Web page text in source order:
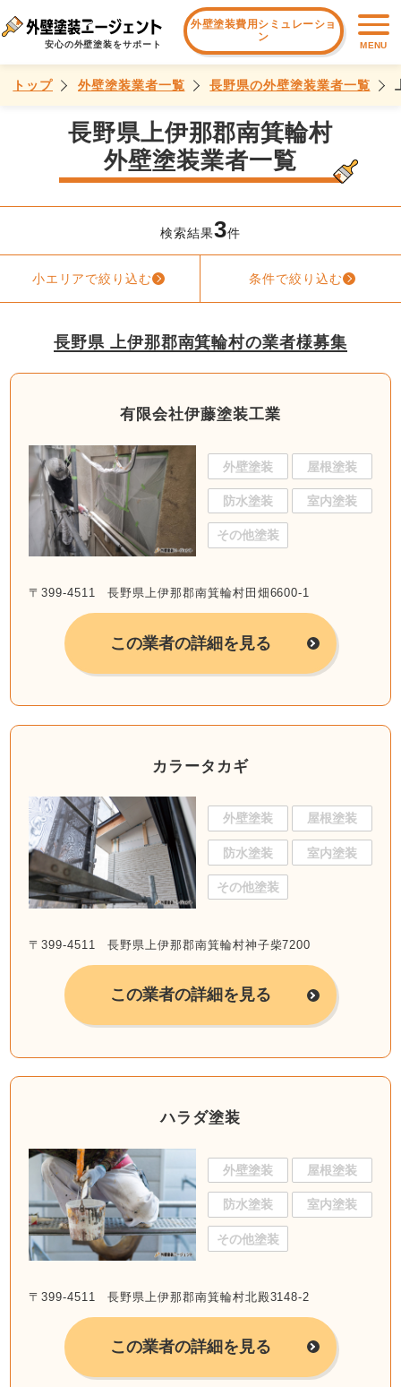
安心の外壁塗装をサポート
外壁塗装費用シミュレーショ
ン
MENU
トップ 外壁塗装業者一覧 長野県の外壁塗装業者一覧
長野県上伊那郡南箕輪村
外壁塗装業者一覧
検索結果3件
小エリアで絞り込む 条件で絞り込む
長野県 上伊那郡南箕輪村の業者様募集
有限会社伊藤塗装工業
外壁塗装 屋根塗装
防水塗装 室内塗装
その他塗装
〒399-4511 長野県上伊那郡南箕輪村田畑6600-1
この業者の詳細を見る
カラータカギ
外壁塗装 屋根塗装
防水塗装 室内塗装
その他塗装
〒399-4511 長野県上伊那郡南箕輪村神子柴7200
この業者の詳細を見る
ハラダ塗装
外壁塗装 屋根塗装
防水塗装 室内塗装
その他塗装
〒399-4511 長野県上伊那郡南箕輪村北殿3148-2
この業者の詳細を見る